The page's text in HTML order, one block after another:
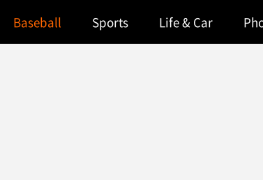
Baseball Sports Life & Car